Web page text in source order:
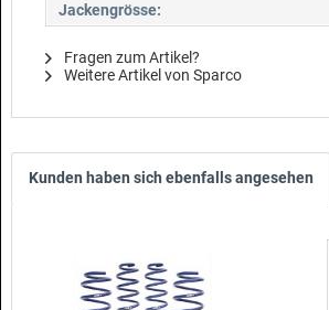
Jackengrösse:
Fragen zum Artikel?
Weitere Artikel von Sparco
Kunden haben sich ebenfalls angesehen